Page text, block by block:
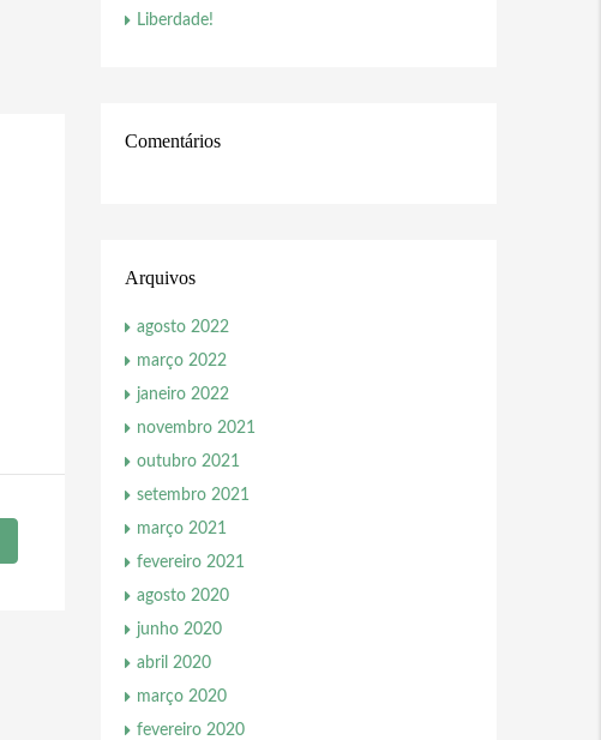
Liberdade!
Comentários
Arquivos
agosto 2022
março 2022
janeiro 2022
novembro 2021
outubro 2021
setembro 2021
março 2021
fevereiro 2021
agosto 2020
junho 2020
abril 2020
março 2020
fevereiro 2020